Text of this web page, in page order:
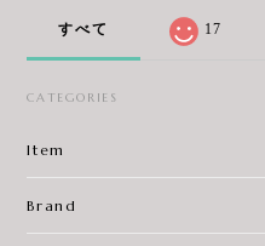
すべて 17
CATEGORIES
Item
Brand